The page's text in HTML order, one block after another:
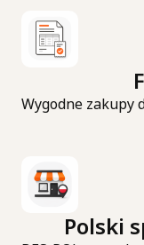
Wygodne zakupy
Polski